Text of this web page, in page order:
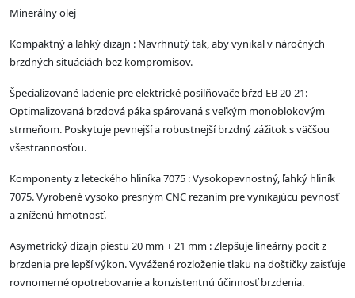
Minerálny olej
Kompaktný a ľahký dizajn : Navrhnutý tak, aby vynikal v náročných
brzdných situáciách bez kompromisov.
Špecializované ladenie pre elektrické posilňovače bŕzd EB 20-21:
Optimalizovaná brzdová páka spárovaná s veľkým monoblokovým
strmeňom. Poskytuje pevnejší a robustnejší brzdný zážitok s väčšou
všestrannosťou.
Komponenty z leteckého hliníka 7075 : Vysokopevnostný, ľahký hliník
7075. Vyrobené vysoko presným CNC rezaním pre vynikajúcu pevnosť
a zníženú hmotnosť.
Asymetrický dizajn piestu 20 mm + 21 mm : Zlepšuje lineárny pocit z
brzdenia pre lepší výkon. Vyvážené rozloženie tlaku na doštičky zaisťuje
rovnomerné opotrebovanie a konzistentnú účinnosť brzdenia.